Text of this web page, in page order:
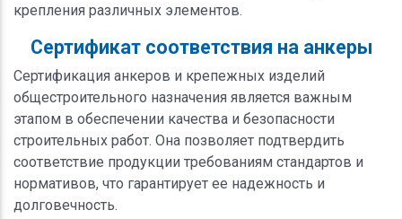
крепления различных элементов.
Сертификат соответствия на анкеры
Сертификация анкеров и крепежных изделий
общестроительного назначения является важным
этапом в обеспечении качества и безопасности
строительных работ. Она позволяет подтвердить
соответствие продукции требованиям стандартов и
нормативов, что гарантирует ее надежность и
долговечность.